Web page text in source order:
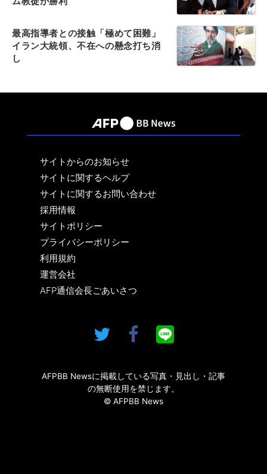
最高指導者との接触「極めて困難」
イラン大統領、不在への懸念打ち消
し
サイトからのお知らせ
サイトに関するヘルプ
サイトに関するお問い合わせ
採用情報
サイトポリシー
プライバシーポリシー
利用規約
運営会社
AFP通信会長ごあいさつ
AFPBB Newsに掲載している写真・見出し・記事
の無断使用を禁じます。
© AFPBB News